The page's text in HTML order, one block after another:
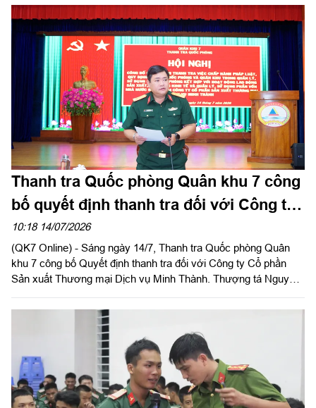
Thanh tra Quốc phòng Quân khu 7 công
bố quyết định thanh tra đối với Công ty
Minh Thành
10:18 14/07/2026
(QK7 Online) - Sáng ngày 14/7, Thanh tra Quốc phòng Quân
khu 7 công bố Quyết định thanh tra đối với Công ty Cổ phần
Sản xuất Thương mại Dịch vụ Minh Thành. Thượng tá Nguyễn
nghị.